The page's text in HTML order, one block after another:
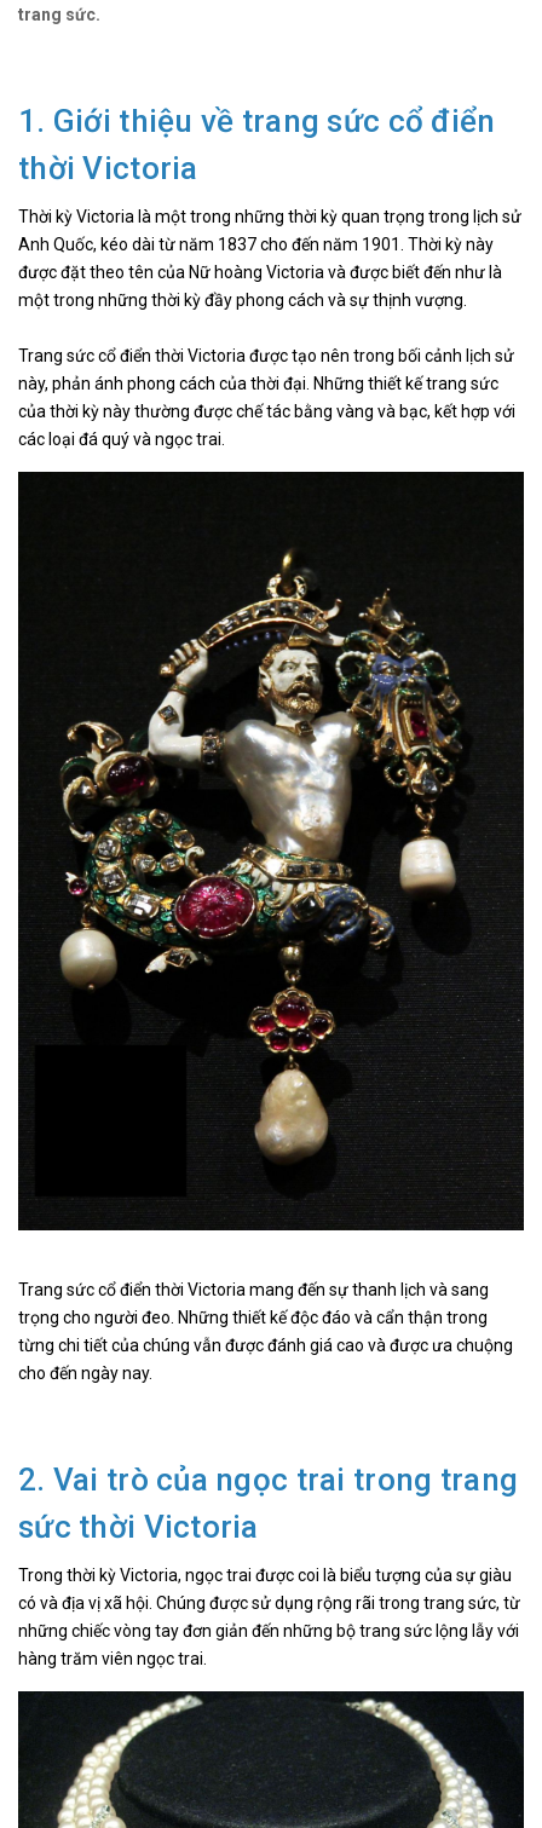
trang sức.
1. Giới thiệu về trang sức cổ điển
thời Victoria
Thời kỳ Victoria là một trong những thời kỳ quan trọng trong lịch sử
Anh Quốc, kéo dài từ năm 1837 cho đến năm 1901. Thời kỳ này
được đặt theo tên của Nữ hoàng Victoria và được biết đến như là
một trong những thời kỳ đầy phong cách và sự thịnh vượng.
Trang sức cổ điển thời Victoria được tạo nên trong bối cảnh lịch sử
này, phản ánh phong cách của thời đại. Những thiết kế trang sức
của thời kỳ này thường được chế tác bằng vàng và bạc, kết hợp với
các loại đá quý và ngọc trai.
Trang sức cổ điển thời Victoria mang đến sự thanh lịch và sang
trọng cho người đeo. Những thiết kế độc đáo và cẩn thận trong
từng chi tiết của chúng vẫn được đánh giá cao và được ưa chuộng
cho đến ngày nay.
2. Vai trò của ngọc trai trong trang
sức thời Victoria
Trong thời kỳ Victoria, ngọc trai được coi là biểu tượng của sự giàu
có và địa vị xã hội. Chúng được sử dụng rộng rãi trong trang sức, từ
những chiếc vòng tay đơn giản đến những bộ trang sức lộng lẫy với
hàng trăm viên ngọc trai.